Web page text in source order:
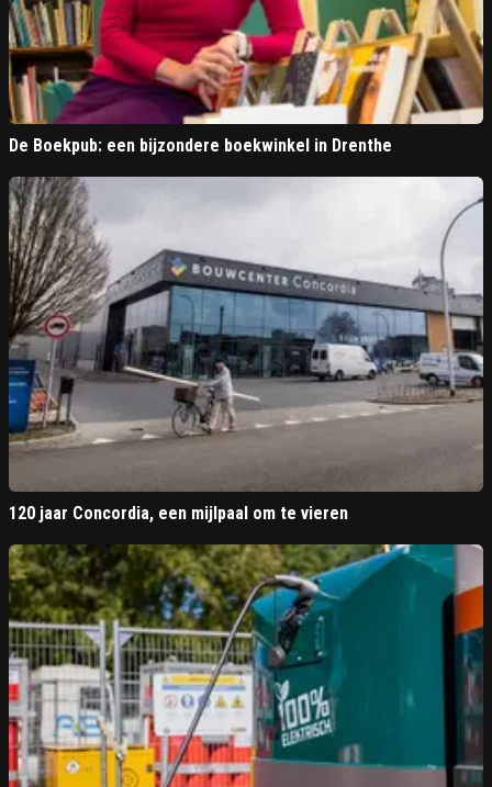
De Boekpub: een bijzondere boekwinkel in Drenthe
120 jaar Concordia, een mijlpaal om te vieren